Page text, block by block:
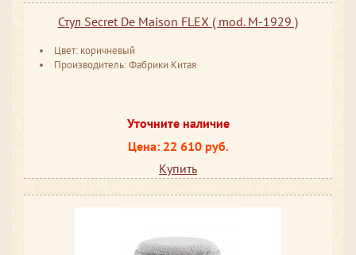
Стул Secret De Maison FLEX ( mod. M-1929 )
Цвет: коричневый
Производитель: Фабрики Китая
Уточните наличие
Цена: 22 610 руб.
Купить